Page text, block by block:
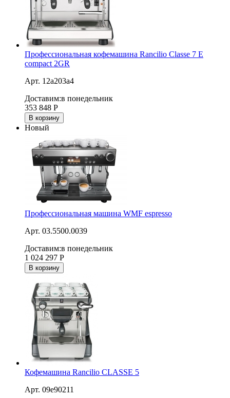
Профессиональная кофемашина Rancilio Classe 7 E
compact 2GR
Арт. 12a203a4
Доставим:в понедельник
353 848 Р
В корзину
Новый
Профессиональная машина WMF espresso
Арт. 03.5500.0039
Доставим:в понедельник
1 024 297 Р
В корзину
Кофемашина Rancilio CLASSE 5
Арт. 09e90211